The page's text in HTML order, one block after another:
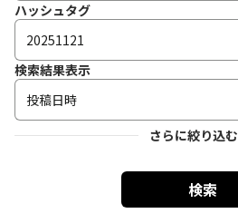
ハッシュタグ
検索結果表示
投稿日時
さらに絞り込む
検索